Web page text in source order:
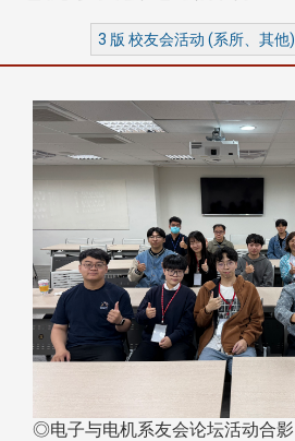
3 版 校友会活动 (系所、其他)
◎电子与电机系友会论坛活动合影